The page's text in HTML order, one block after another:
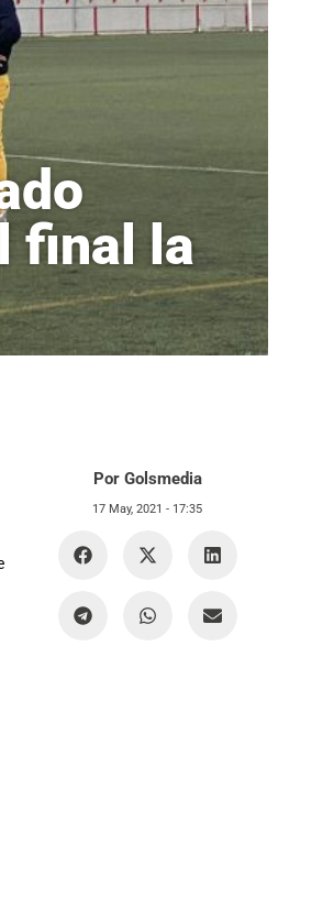
final la
Por Golsmedia
17 May, 2021 - 17:35